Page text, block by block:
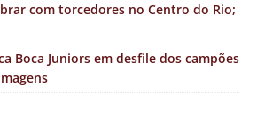
com torcedores no Centro do Rio;
Boca Juniors em desfile dos campões